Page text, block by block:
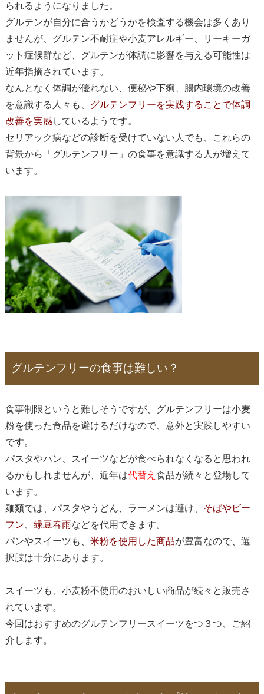
られるようになりました。
グルテンが自分に合うかどうかを検査する機会は多くあり
ませんが、グルテン不耐症や小麦アレルギー、リーキーガ
ット症候群など、グルテンが体調に影響を与える可能性は
近年指摘されています。
なんとなく体調が優れない、便秘や下痢、腸内環境の改善
を意識する人々も、 グルテンフリーを実践することで体調
改善を実感しているようです。
セリアック病などの診断を受けていない人でも、これらの
背景から「グルテンフリー」の食事を意識する人が増えて
います。
グルテンフリーの食事は難しい？
食事制限というと難しそうですが、グルテンフリーは小麦
粉を使った食品を避けるだけなので、意外と実践しやすい
です。
パスタやパン、スイーツなどが食べられなくなると思われ
るかもしれませんが、近年は代替え 食品が続々と登場して
います。
麺類では、パスタやうどん、ラーメンは避け、 そばやビー
フン
緑豆春雨などを代用できます。
パンやスイーツも、 米粉を使用した商品が豊富なので、選
択肢は十分にあります。
スイーツも、小麦粉不使用のおいしい商品が続々と販売さ
れています。
今回はおすすめのグルテンフリースイーツをつ３つ、ご紹
介します。